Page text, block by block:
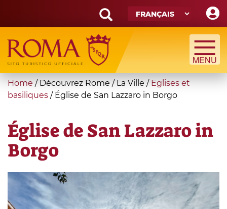
main
content
Search
form
Recherche
You
are
here
Home / Découvrez Rome / La Ville / Eglises et
basiliques / Église de San Lazzaro in Borgo
Église de San Lazzaro in
Borgo